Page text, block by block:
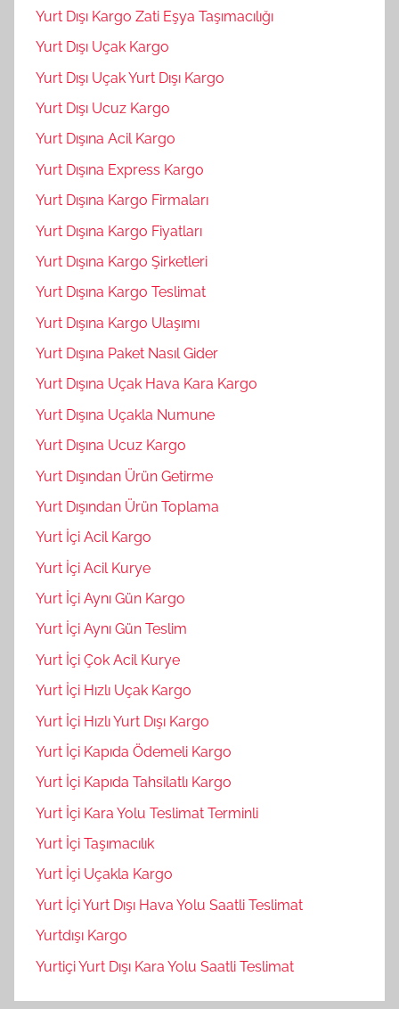
Yurt Dışı Kargo Zati Eşya Taşımacılığı
Yurt Dışı Uçak Kargo
Yurt Dışı Uçak Yurt Dışı Kargo
Yurt Dışı Ucuz Kargo
Yurt Dışına Acil Kargo
Yurt Dışına Express Kargo
Yurt Dışına Kargo Firmaları
Yurt Dışına Kargo Fiyatları
Yurt Dışına Kargo Şirketleri
Yurt Dışına Kargo Teslimat
Yurt Dışına Kargo Ulaşımı
Yurt Dışına Paket Nasıl Gider
Yurt Dışına Uçak Hava Kara Kargo
Yurt Dışına Uçakla Numune
Yurt Dışına Ucuz Kargo
Yurt Dışından Ürün Getirme
Yurt Dışından Ürün Toplama
Yurt İçi Acil Kargo
Yurt İçi Acil Kurye
Yurt İçi Aynı Gün Kargo
Yurt İçi Aynı Gün Teslim
Yurt İçi Çok Acil Kurye
Yurt İçi Hızlı Uçak Kargo
Yurt İçi Hızlı Yurt Dışı Kargo
Yurt İçi Kapıda Ödemeli Kargo
Yurt İçi Kapıda Tahsilatlı Kargo
Yurt İçi Kara Yolu Teslimat Terminli
Yurt İçi Taşımacılık
Yurt İçi Uçakla Kargo
Yurt İçi Yurt Dışı Hava Yolu Saatli Teslimat
Yurtdışı Kargo
Yurtiçi Yurt Dışı Kara Yolu Saatli Teslimat